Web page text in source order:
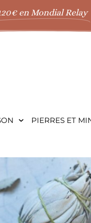
en Mondial Relay
PIERRES ET